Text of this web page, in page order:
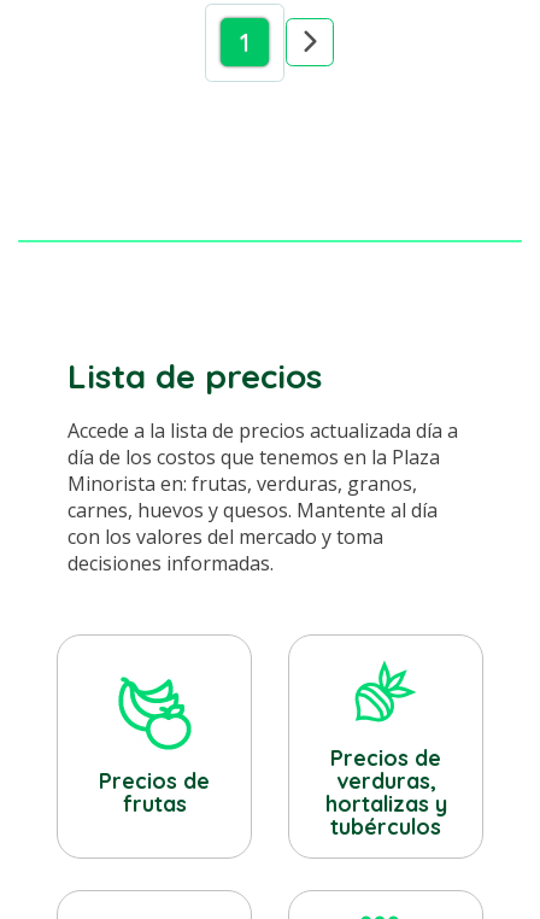
1
Lista de precios
Accede a la lista de precios actualizada día a
día de los costos que tenemos en la Plaza
Minorista en: frutas, verduras, granos,
carnes, huevos y quesos. Mantente al día
con los valores del mercado y toma
decisiones informadas.
Precios de
frutas
Precios de
verduras,
hortalizas y
tubérculos